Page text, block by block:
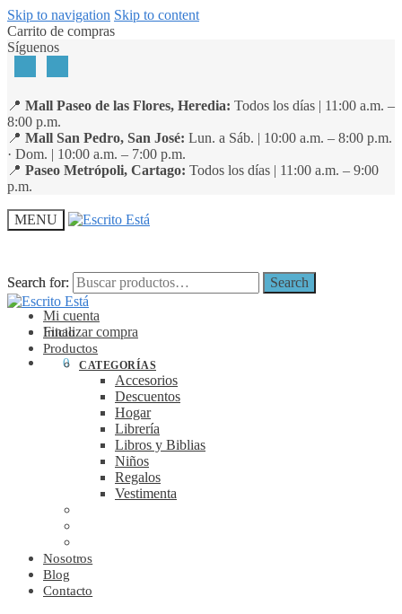
Skip to navigation Skip to content
Carrito de compras
Síguenos
📍 Mall Paseo de las Flores, Heredia: Todos los días | 11:00 a.m. –
8:00 p.m.
📍 Mall San Pedro, San José: Lun. a Sáb. | 10:00 a.m. – 8:00 p.m.
· Dom. | 10:00 a.m. – 7:00 p.m.
📍 Paseo Metrópoli, Cartago: Todos los días | 11:00 a.m. – 9:00
p.m.
MENU
Search for: Search
Mi cuenta
Finalizar compra
0
Search for: Search
Inicio
Productos
CATEGORÍAS
Accesorios
Descuentos
Hogar
Librería
Libros y Biblias
Niños
Regalos
Vestimenta
Nosotros
Blog
Contacto